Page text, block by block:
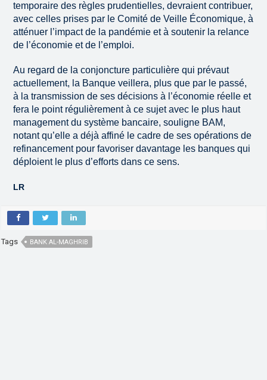
temporaire des règles prudentielles, devraient contribuer,
avec celles prises par le Comité de Veille Économique, à
atténuer l’impact de la pandémie et à soutenir la relance
de l’économie et de l’emploi.
Au regard de la conjoncture particulière qui prévaut
actuellement, la Banque veillera, plus que par le passé,
à la transmission de ses décisions à l’économie réelle et
fera le point régulièrement à ce sujet avec le plus haut
management du système bancaire, souligne BAM,
notant qu’elle a déjà affiné le cadre de ses opérations de
refinancement pour favoriser davantage les banques qui
déploient le plus d’efforts dans ce sens.
LR
Tags BANK AL-MAGHRIB